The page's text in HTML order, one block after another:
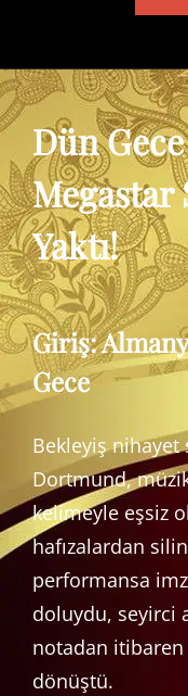
Dün
Megastar
Yaktı!
Giriş:
Gece
Bekleyiş nihayet
Dortmund,
kelimeyle eşsiz
hafızalardan
performansa
doluydu, seyirci
notadan
dönüştü.